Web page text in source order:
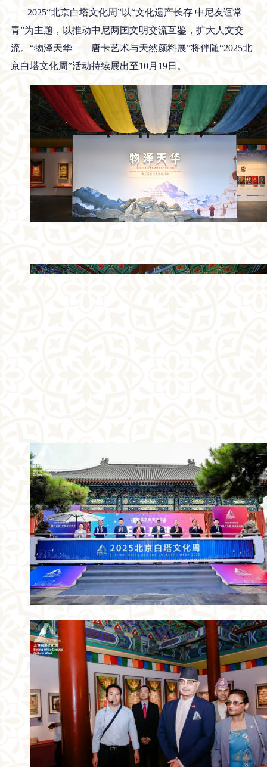
2025“北京白塔文化周”以“文化遗产长存 中尼友谊常
青”为主题，以推动中尼两国文明交流互鉴，扩大人文交
流。“物泽天华——唐卡艺术与天然颜料展”将伴随“2025北
京白塔文化周”活动持续展出至10月19日。